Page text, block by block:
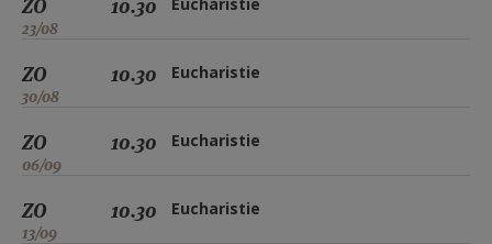
ZO
23/08
10.30
ZO
30/08
10.30 Eucharistie
ZO
06/09
10.30 Eucharistie
ZO
13/09
10.30 Eucharistie